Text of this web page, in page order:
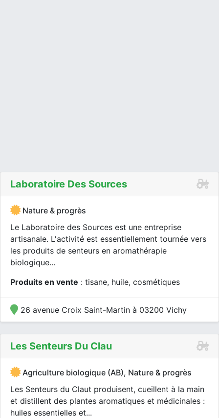
Laboratoire Des Sources
Nature & progrès
Le Laboratoire des Sources est une entreprise
artisanale. L'activité est essentiellement tournée vers
les produits de senteurs en aromathérapie
biologique...
Produits en vente : tisane, huile, cosmétiques
26 avenue Croix Saint-Martin à 03200 Vichy
Les Senteurs Du Clau
Agriculture biologique (AB), Nature & progrès
Les Senteurs du Claut produisent, cueillent à la main
et distillent des plantes aromatiques et médicinales :
huiles essentielles et...